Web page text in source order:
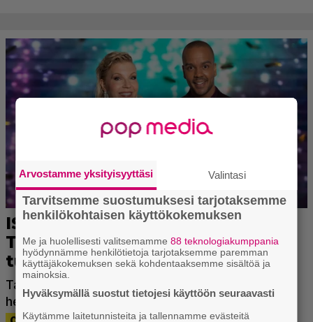
Arvostamme yksityisyyttäsi Valintasi
Tarvitsemme suostumuksesi tarjotaksemme
henkilökohtaisen käyttökokemuksen
Me ja huolellisesti valitsemamme88 teknologiakumppania
hyödynnämme henkilötietoja tarjotaksemme paremman
käyttäjäkokemuksen sekä kohdentaaksemme sisältöä ja
mainoksia.
Hyväksymällä suostut tietojesi käyttöön seuraavasti
Käytämme laitetunnisteita ja tallennamme evästeitä